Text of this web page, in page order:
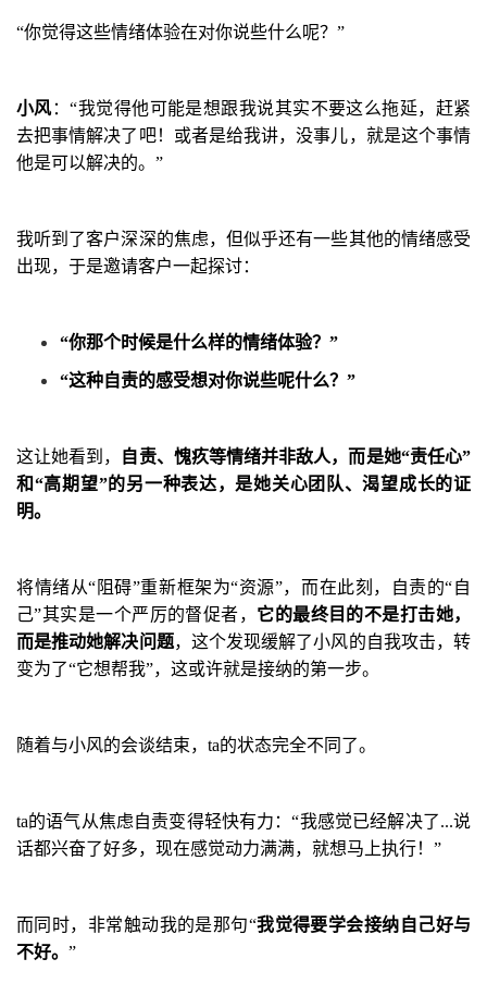
“你觉得这些情绪体验在对你说些什么呢？ ”
小风：“我觉得他可能是想跟我说其实不要这么拖延，赶紧
去把事情解决了吧！或者是给我讲，没事儿，就是这个事情
他是可以解决的。 ”
我听到了客户深深的焦虑，但似乎还有一些其他的情绪感受
出现，于是邀请客户一起探讨：
“你那个时候是什么样的情绪体验？ ”
“这种自责的感受想对你说些呢什么？ ”
这让她看到， 自责、愧疚等情绪并非敌人，而是她“责任心”
和“高期望”的另一种表达，是她关心团队、渴望成长的证
明。
将情绪从“ 阻碍”重新框架为“资源”，而在此刻，自责的“ 自
己”其实是一个严厉的督促者， 它的最终目的不是打击她，
而是推动她解决问题，这个发现缓解了小风的自我攻击，转
变为了“它想帮我”，这或许就是接纳的第一步。
随着与小风的会谈结束， ta的状态完全不同了。
ta的语气从焦虑自责变得轻快有力：“我感觉已经解决了 ...说
话都兴奋了好多，现在感觉动力满满，就想马上执行！ ”
而同时，非常触动我的是那句“我觉得要学会接纳自己好与
不好。 ”